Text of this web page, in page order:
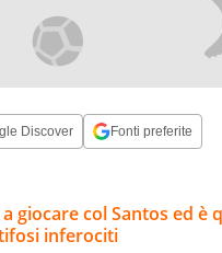
Discover Fonti preferite
giocare col Santos ed è
inferociti